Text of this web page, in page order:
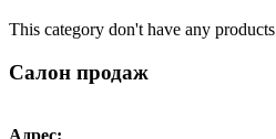
This category don't have any products
Салон продаж
Адрес: